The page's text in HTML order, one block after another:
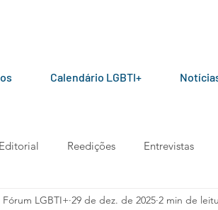
Calendário LGBTI+
Editorial Reedições Entrevistas
Por parceiros do Fórum
Fórum LGBTI+ 29 de dez. de 2025 2 min de